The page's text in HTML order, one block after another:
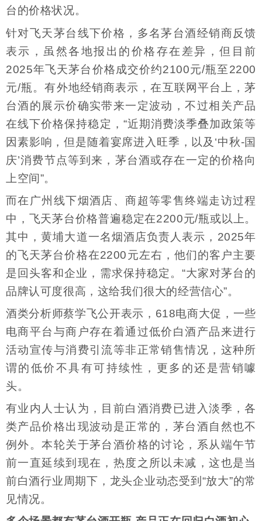
台的价格状况。
针对飞天茅台线下价格，多名茅台酒经销商反馈
表示，虽然各地报出的价格存在差异，但目前
2025年飞天茅台价格成交价约2100元/瓶至2200
元/瓶。有外地经销商表示，在互联网平台上，茅
台酒的展示价确实带来一定波动，不过相关产品
在线下价格保持稳定，“近期消费淡季叠加政策等
因素影响，但是随着宴席进入旺季，以及‘中秋-国
庆’消费节点等到来，茅台酒或存在一定的价格向
上空间”。
而在广州线下烟酒店、商超等零售终端走访过程
中，飞天茅台价格普遍稳定在2200元/瓶或以上。
其中，黄埔大道一名烟酒店负责人表示，2025年
的飞天茅台价格在2200元左右，他们的客户主要
是回头客和企业，需求保持稳定。“大家对茅台的
品牌认可度很高，这给我们很大的经营信心”。
酒类分析师蔡学飞公开表示，618电商大促，一些
电商平台与商户存在着通过低价白酒产品来进行
活动宣传与消费引流等非正常销售情况，这种所
谓的低价不具有可持续性，更多的还是营销噱
头。
有业内人士认为，目前白酒消费已进入淡季，各
类产品价格出现波动是正常的，茅台酒自然也不
例外。本轮关于茅台酒价格的讨论，系从端午节
前一直延续到现在，热度之所以未减，这也是当
前白酒行业周期下，龙头企业动态受到“放大”的常
见情况。